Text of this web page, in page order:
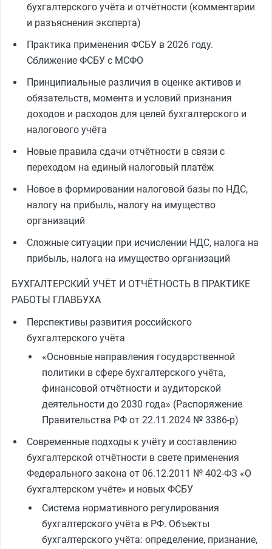
бухгалтерского учёта и отчётности (комментарии
и разъяснения эксперта)
Практика применения ФСБУ в 2026 году.
Сближение ФСБУ с МСФО
Принципиальные различия в оценке активов и
обязательств, момента и условий признания
доходов и расходов для целей бухгалтерского и
налогового учёта
Новые правила сдачи отчётности в связи с
переходом на единый налоговый платёж
Новое в формировании налоговой базы по НДС,
налогу на прибыль, налогу на имущество
организаций
Сложные ситуации при исчислении НДС, налога на
прибыль, налога на имущество организаций
БУХГАЛТЕРСКИЙ УЧЁТ И ОТЧЁТНОСТЬ В ПРАКТИКЕ
РАБОТЫ ГЛАВБУХА
Перспективы развития российского
бухгалтерского учёта
«Основные направления государственной
политики в сфере бухгалтерского учёта,
финансовой отчётности и аудиторской
деятельности до 2030 года» (Распоряжение
Правительства РФ от 22.11.2024 № 3386‑р)
Современные подходы к учёту и составлению
бухгалтерской отчётности в свете применения
Федерального закона от 06.12.2011 № 402‑ФЗ «О
бухгалтерском учёте» и новых ФСБУ
Система нормативного регулирования
бухгалтерского учёта в РФ. Объекты
бухгалтерского учёта: определение, признание,